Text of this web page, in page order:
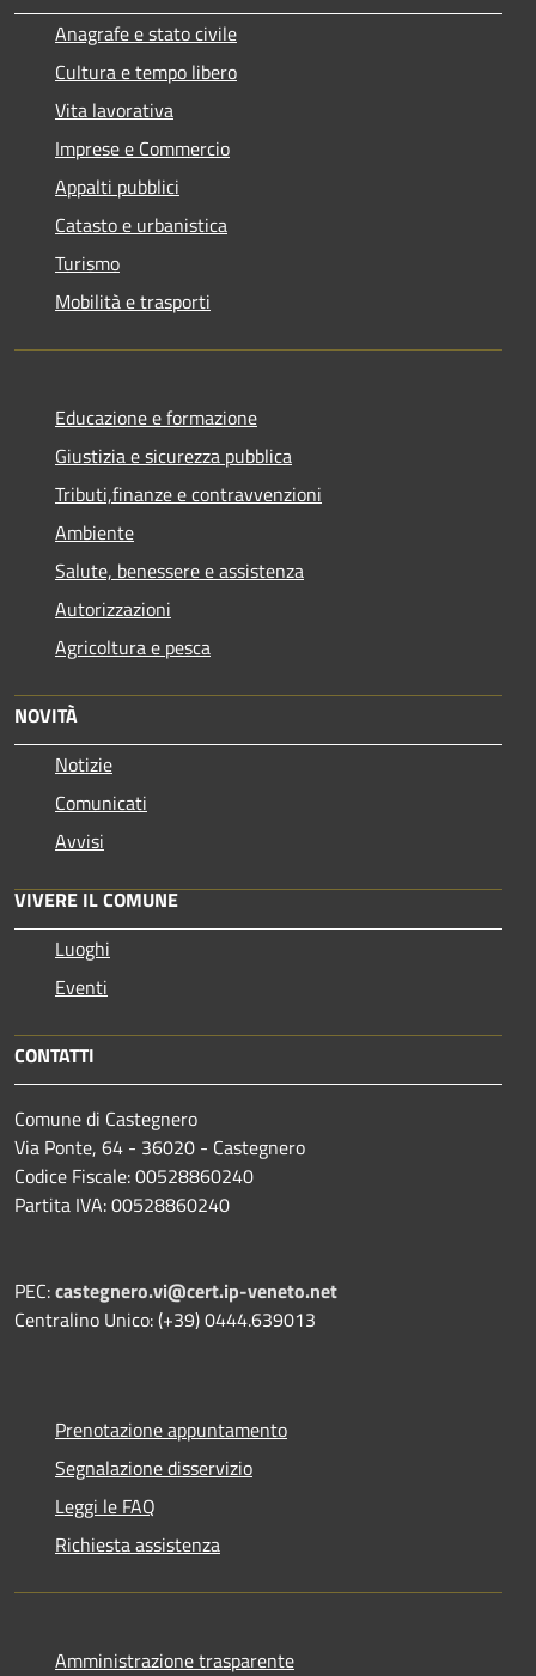
Anagrafe e stato civile
Cultura e tempo libero
Vita lavorativa
Imprese e Commercio
Appalti pubblici
Catasto e urbanistica
Turismo
Mobilità e trasporti
Educazione e formazione
Giustizia e sicurezza pubblica
Tributi,finanze e contravvenzioni
Ambiente
Salute, benessere e assistenza
Autorizzazioni
Agricoltura e pesca
NOVITÀ
Notizie
Comunicati
Avvisi
VIVERE IL COMUNE
Luoghi
Eventi
CONTATTI
Comune di Castegnero
Via Ponte, 64 - 36020 - Castegnero
Codice Fiscale: 00528860240
Partita IVA: 00528860240
PEC:castegnero.vi@cert.ip-veneto.net
Centralino Unico: (+39) 0444.639013
Prenotazione appuntamento
Segnalazione disservizio
Leggi le FAQ
Richiesta assistenza
Amministrazione trasparente